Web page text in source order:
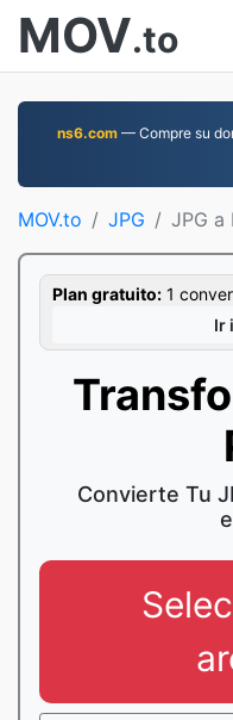
MOV.to
ns6.com — Compre su
MOV.to JPG JPG a
Plan gratuito: 1
Ir
Convierte Tu